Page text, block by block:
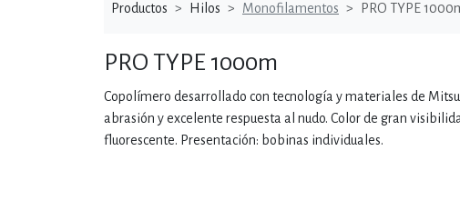
Productos Hilos Monofilamentos PRO TYPE
PRO TYPE 1000m
Copolímero desarrollado con tecnología y materiales de
abrasión y excelente respuesta al nudo. Color de gran
fluorescente. Presentación: bobinas individuales.